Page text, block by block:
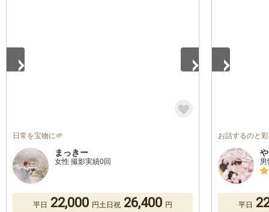
日常を宝物に🌱
まっきー
女性 撮影実績0回
平日 22,000 円土日祝 26,400 円
お話するのと
平日